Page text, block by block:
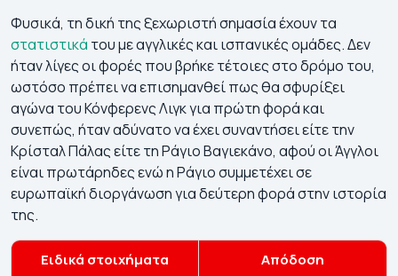
Φυσικά, τη δική της ξεχωριστή σημασία έχουν τα
στατιστικά του με αγγλικές και ισπανικές ομάδες. Δεν
ήταν λίγες οι φορές που βρήκε τέτοιες στο δρόμο του,
ωστόσο πρέπει να επισημανθεί πως θα σφυρίξει
αγώνα του Κόνφερενς Λιγκ για πρώτη φορά και
συνεπώς, ήταν αδύνατο να έχει συναντήσει είτε την
Κρίσταλ Πάλας είτε τη Ράγιο Βαγιεκάνο, αφού οι Άγγλοι
είναι πρωτάρηδες ενώ η Ράγιο συμμετέχει σε
ευρωπαϊκή διοργάνωση για δεύτερη φορά στην ιστορία
της.
Ειδικά στοιχήματα Απόδοση